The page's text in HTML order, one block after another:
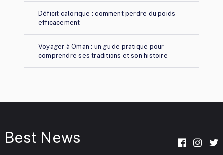
Déficit calorique : comment perdre du poids
efficacement
Voyager à Oman : un guide pratique pour
comprendre ses traditions et son histoire
Best News